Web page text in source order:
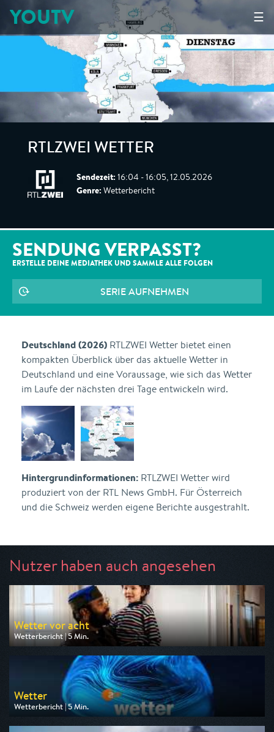
☰
YOUTV
RTLZWEI WETTER
Sendezeit: 16:04 - 16:05, 12.05.2026
Genre: Wetterbericht
SENDUNG VERPASST?
ERSTELLE DEINE MEDIATHEK UND SAMMLE ALLE FOLGEN
SERIE AUFNEHMEN
Deutschland (2026) RTLZWEI Wetter bietet einen
kompakten Überblick über das aktuelle Wetter in
Deutschland und eine Voraussage, wie sich das Wetter
im Laufe der nächsten drei Tage entwickeln wird.
Hintergrundinformationen: RTLZWEI Wetter wird
produziert von der RTL News GmbH. Für Österreich
und die Schweiz werden eigene Berichte ausgestrahlt.
Nutzer haben auch angesehen
Wetter vor acht
Wetterbericht | 5 Min.
Ausgestrahlt von ARD
am 11.08.2026, 19:50
Wetter
Wetterbericht | 5 Min.
Ausgestrahlt von ZDF
am 10.08.2026, 19:20